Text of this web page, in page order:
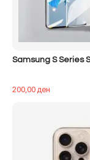
Samsung S Series
200,00ден